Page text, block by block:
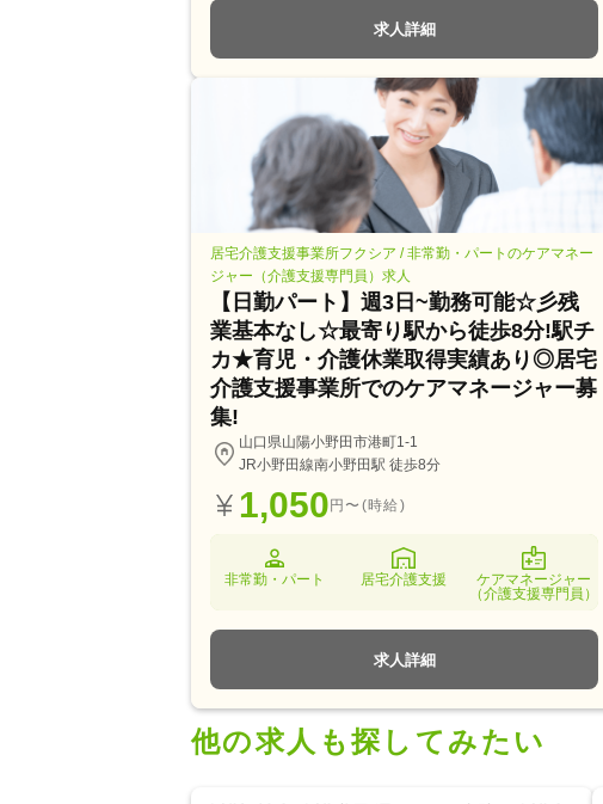
求人詳細
居宅介護支援事業所フクシア / 非常勤・パートのケアマネー
ジャー（介護支援専門員）求人
【日勤パート】週3日~勤務可能☆彡残
業基本なし☆最寄り駅から徒歩8分!駅チ
カ★育児・介護休業取得実績あり◎居宅
介護支援事業所でのケアマネージャー募
集!
山口県山陽小野田市港町1-1
JR小野田線南小野田駅 徒歩8分
1,050円〜(時給)
非常勤・パート 居宅介護支援
ケアマネージャー
（介護支援専門員）
求人詳細
他の求人も探してみたい